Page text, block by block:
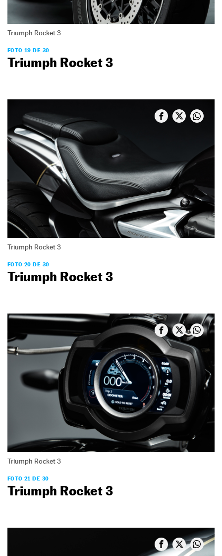
Triumph Rocket 3
FOTO 19 DE 30
Triumph Rocket 3
Triumph Rocket 3
FOTO 20 DE 30
Triumph Rocket 3
Triumph Rocket 3
FOTO 21 DE 30
Triumph Rocket 3